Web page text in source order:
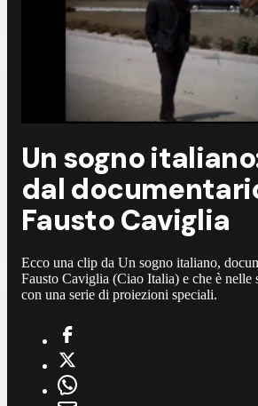
Un sogno
dal
Fausto Caviglia
Ecco una clip da Un sogno italiano,
Fausto Caviglia (Ciao Italia) e che è nelle
con una serie di proiezioni speciali.